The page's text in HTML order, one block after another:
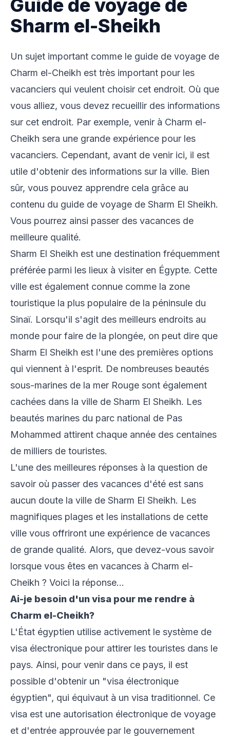
Guide de voyage de
Sharm el-Sheikh
Un sujet important comme le guide de voyage de
Charm el-Cheikh est très important pour les
vacanciers qui veulent choisir cet endroit. Où que
vous alliez, vous devez recueillir des informations
sur cet endroit. Par exemple, venir à Charm el-
Cheikh sera une grande expérience pour les
vacanciers. Cependant, avant de venir ici, il est
utile d'obtenir des informations sur la ville. Bien
sûr, vous pouvez apprendre cela grâce au
contenu du guide de voyage de Sharm El Sheikh.
Vous pourrez ainsi passer des vacances de
meilleure qualité.
Sharm El Sheikh est une destination fréquemment
préférée parmi les lieux à visiter en Égypte. Cette
ville est également connue comme la zone
touristique la plus populaire de la péninsule du
Sinaï. Lorsqu'il s'agit des meilleurs endroits au
monde pour faire de la plongée, on peut dire que
Sharm El Sheikh est l'une des premières options
qui viennent à l'esprit. De nombreuses beautés
sous-marines de la mer Rouge sont également
cachées dans la ville de Sharm El Sheikh. Les
beautés marines du parc national de Pas
Mohammed attirent chaque année des centaines
de milliers de touristes.
L'une des meilleures réponses à la question de
savoir où passer des vacances d'été est sans
aucun doute la ville de Sharm El Sheikh. Les
magnifiques plages et les installations de cette
ville vous offriront une expérience de vacances
de grande qualité. Alors, que devez-vous savoir
lorsque vous êtes en vacances à Charm el-
Cheikh ? Voici la réponse...
Ai-je besoin d'un visa pour me rendre à
Charm el-Cheikh?
L'État égyptien utilise activement le système de
visa électronique pour attirer les touristes dans le
pays. Ainsi, pour venir dans ce pays, il est
possible d'obtenir un "visa électronique
égyptien", qui équivaut à un visa traditionnel. Ce
visa est une autorisation électronique de voyage
et d'entrée approuvée par le gouvernement